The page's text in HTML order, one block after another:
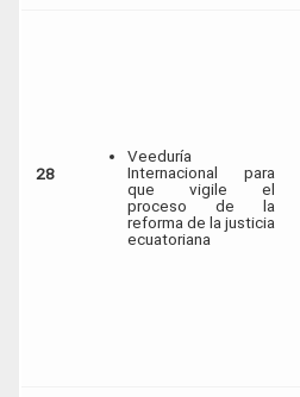
28
Veeduría
Internacional para
que vigile el
proceso de la
reforma de la justicia
ecuatoriana